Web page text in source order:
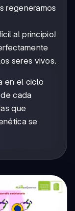
regeneramos
al principio!
seres vivos.
en el ciclo
cada
que
se